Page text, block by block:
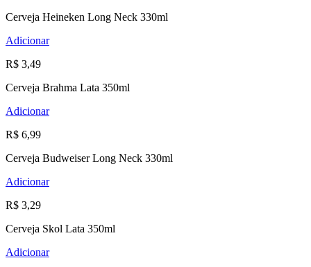
Cerveja Heineken Long Neck 330ml
Adicionar
R$ 3,49
Cerveja Brahma Lata 350ml
Adicionar
R$ 6,99
Cerveja Budweiser Long Neck 330ml
Adicionar
R$ 3,29
Cerveja Skol Lata 350ml
Adicionar